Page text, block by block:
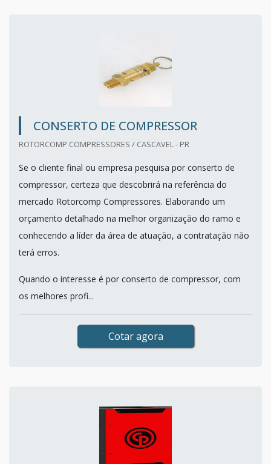
CONSERTO DE COMPRESSOR
ROTORCOMP COMPRESSORES / CASCAVEL - PR
Se o cliente final ou empresa pesquisa por conserto de
compressor, certeza que descobrirá na referência do
mercado Rotorcomp Compressores. Elaborando um
orçamento detalhado na melhor organização do ramo e
conhecendo a líder da área de atuação, a contratação não
terá erros.
Quando o interesse é por conserto de compressor, com
os melhores profi...
Cotar agora